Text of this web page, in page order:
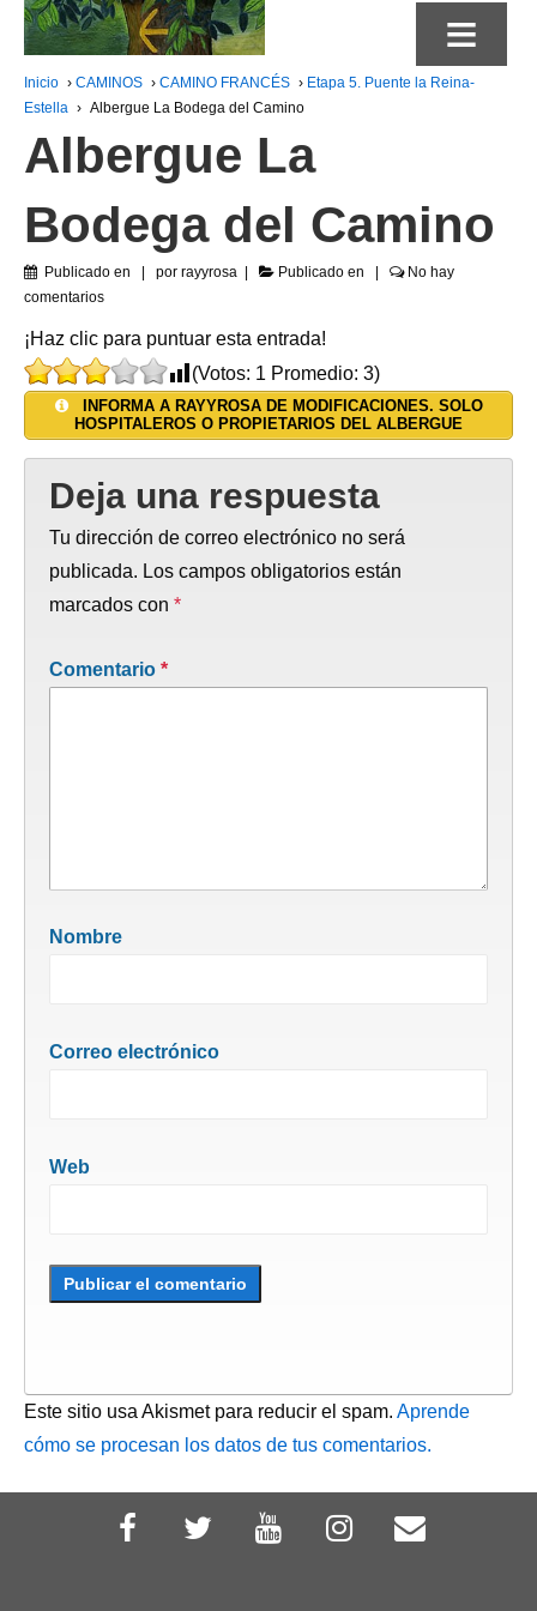
≡
Inicio › CAMINOS › CAMINO FRANCÉS › Etapa 5. Puente la Reina-
Estella › Albergue La Bodega del Camino
Albergue La
Bodega del Camino
Publicado en por rayyrosa Publicado en
No hay
comentarios
¡Haz clic para puntuar esta entrada!
(Votos: 1 Promedio: 3)
INFORMA A RAYYROSA DE MODIFICACIONES. SOLO
HOSPITALEROS O PROPIETARIOS DEL ALBERGUE
Deja una respuesta
Tu dirección de correo electrónico no será
publicada. Los campos obligatorios están
marcados con *
Comentario *
Nombre
Correo electrónico
Web
Este sitio usa Akismet para reducir el spam. Aprende
cómo se procesan los datos de tus comentarios.